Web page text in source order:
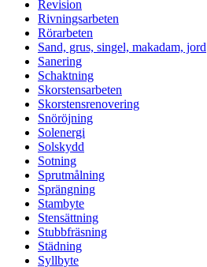
Revision
Rivningsarbeten
Rörarbeten
Sand, grus, singel, makadam, jord
Sanering
Schaktning
Skorstensarbeten
Skorstensrenovering
Snöröjning
Solenergi
Solskydd
Sotning
Sprutmålning
Sprängning
Stambyte
Stensättning
Stubbfräsning
Städning
Syllbyte